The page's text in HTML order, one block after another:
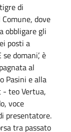
di
dove
obbligare gli
posti a
domani’, è
al
Pasini e alla
- teo Vertua,
voce
presentatore.
tra passato